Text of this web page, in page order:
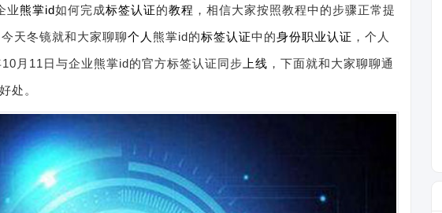
业熊掌id如何完成标签认证的教程 ，相信大家按照教程中的步骤正常提
天冬镜就和大家聊聊个人 熊掌id的标签认证中的身份职业认证 ，个人
月11日与企业熊掌id的官方标签认证同步 上线 ，下面就和大家聊聊通
处。